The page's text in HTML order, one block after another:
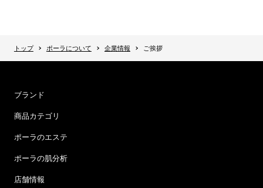
トップ ポーラについて 企業情報 ご挨拶
ブランド
商品カテゴリ
ポーラのエステ
ポーラの肌分析
店舗情報